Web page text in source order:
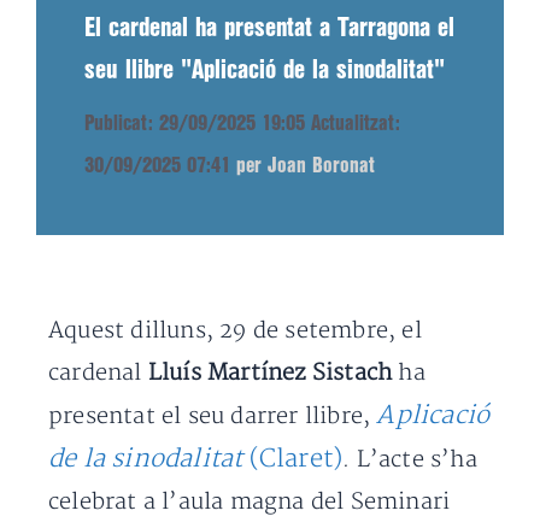
El cardenal ha presentat a Tarragona el
seu llibre "Aplicació de la sinodalitat"
Publicat: 29/09/2025 19:05 Actualitzat:
30/09/2025 07:41 per Joan Boronat
Aquest dilluns, 29 de setembre, el
cardenal Lluís Martínez Sistachha
presentat el seu darrer llibre,Aplicació
de la sinodalitat(Claret). L’acte s’ha
celebrat a l’aula magna del Seminari